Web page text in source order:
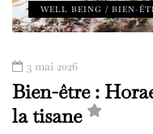
WELL BEING / BIEN-
3 mai 2026
Bien-être :
la tisane